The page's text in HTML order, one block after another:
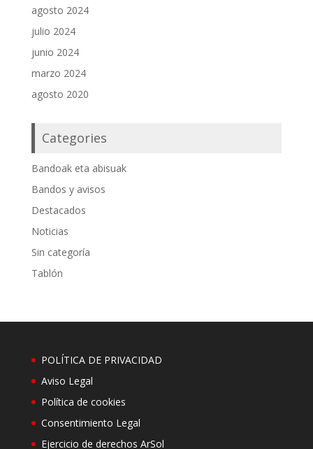
agosto 2024
julio 2024
junio 2024
marzo 2024
agosto 2020
Categories
Bandoak eta abisuak
Bandos y avisos
Destacados
Noticias
Sin categoría
Tablón
POLÍTICA DE PRIVACIDAD
Aviso Legal
Política de cookies
Consentimiento Legal
Ejercicio de derechos ArSol